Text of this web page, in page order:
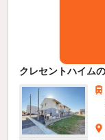
クレセントハイム